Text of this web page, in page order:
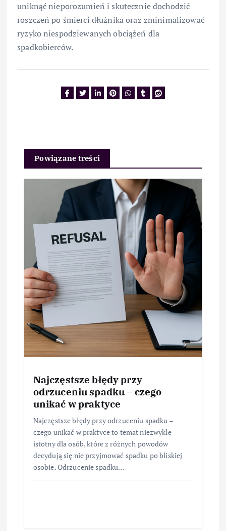
uniknąć nieporozumień i skutecznie dochodzić
roszczeń po śmierci dłużnika oraz zminimalizować
ryzyko niespodziewanych obciążeń dla
spadkobierców.
Powiązane treści
Najczęstsze błędy przy
odrzuceniu spadku – czego
unikać w praktyce
Najczęstsze błędy przy odrzuceniu spadku –
czego unikać w praktyce to temat niezwykle
istotny dla osób, które z różnych powodów
decydują się nie przyjmować spadku po bliskiej
osobie. Odrzucenie spadku…